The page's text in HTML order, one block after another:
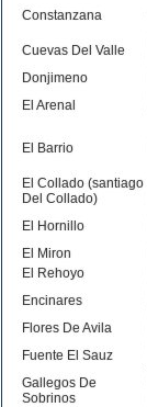
Constanzana
Cuevas Del Valle
Donjimeno
El Arenal
El Barrio
El Collado (santiago
Del Collado)
El Hornillo
El Miron
El Rehoyo
Encinares
Flores De Avila
Fuente El Sauz
Gallegos De
Sobrinos